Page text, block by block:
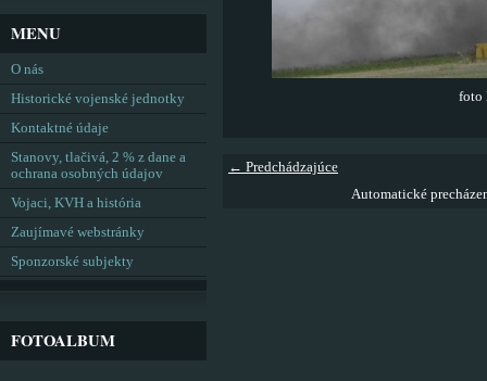
foto
← Predchádzajúce
Automatické
MENU
O nás
Historické vojenské jednotky
Kontaktné údaje
Stanovy, tlačivá, 2 % z dane a
ochrana osobných údajov
Vojaci, KVH a história
Zaujímavé webstránky
Sponzorské subjekty
FOTOALBUM